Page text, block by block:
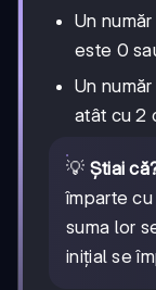
Un
este 0
Un
atât cu 2
💡 Știai
împarte
suma lor
inițial se